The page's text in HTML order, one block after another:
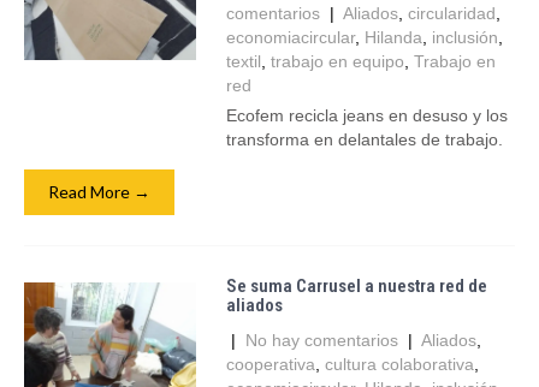
comentarios | Aliados, circularidad
economiacircular, Hilanda inclusión
textil trabajo en equipo Trabajo en
red
Ecofem recicla jeans en desuso y los
transforma en delantales de trabajo.
Read More →
Se suma Carrusel a nuestra red de
aliados
| No hay comentarios | Aliados,
cooperativa cultura colaborativa